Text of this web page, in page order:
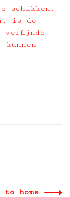
schikken.
is de
verfijnde
kunnen
to home